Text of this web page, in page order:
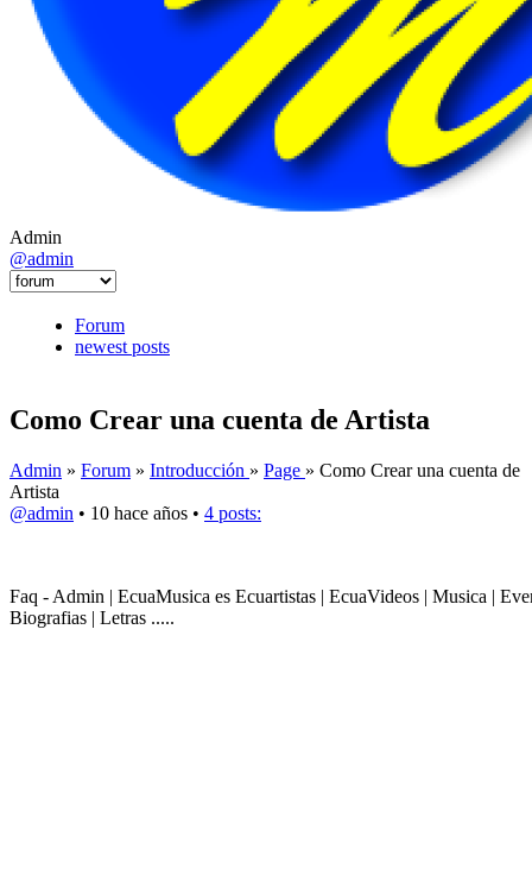
Admin
@admin
Forum
newest posts
Como Crear una cuenta de Artista
Admin » Forum » Introducción » Page » Como Crear una cuenta de
Artista
@admin • 10 hace años • 4 posts:
Faq - Admin | EcuaMusica es Ecuartistas | EcuaVideos | Musica |
Biografias | Letras .....